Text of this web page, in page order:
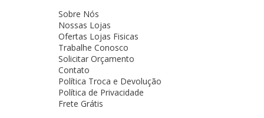
Sobre Nós
Nossas Lojas
Ofertas Lojas Fisicas
Trabalhe Conosco
Solicitar Orçamento
Contato
Política Troca e Devolução
Política de Privacidade
Frete Grátis